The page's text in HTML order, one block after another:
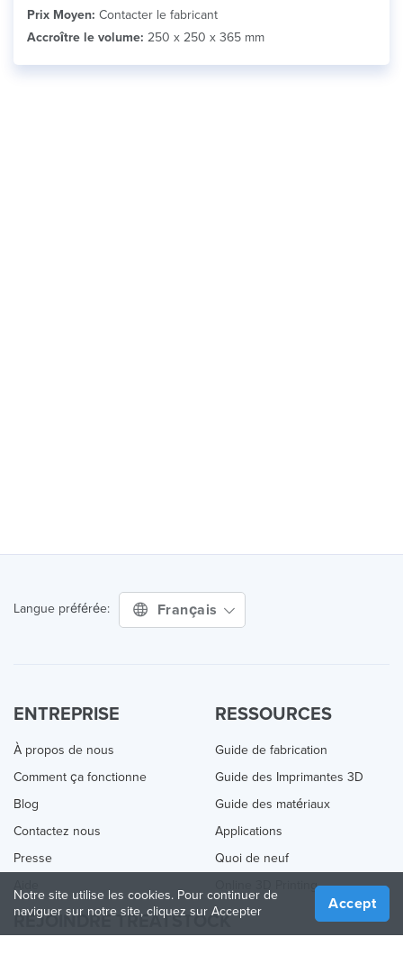
Prix Moyen: Contacter le fabricant
Accroître le volume: 250 x 250 x 365 mm
Langue préférée: Français
ENTREPRISE
À propos de nous
Comment ça fonctionne
Blog
Contactez nous
Presse
RESSOURCES
Guide de fabrication
Guide des Imprimantes 3D
Guide des matériaux
Applications
Quoi de neuf
Online 3D Printing
REJOINDRE TREATSTOCK
Notre site utilise les cookies. Pour continuer de
naviguer sur notre site, cliquez sur Accepter
Accept